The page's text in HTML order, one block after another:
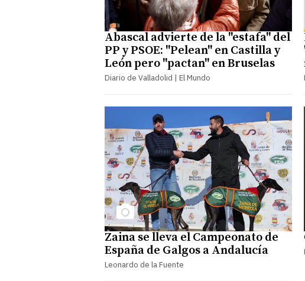
Abascal advierte de la "estafa" del
PP y PSOE: "Pelean" en Castilla y
León pero "pactan" en Bruselas
Diario de Valladolid | El Mundo
Zaina se lleva el Campeonato de
España de Galgos a Andalucía
Leonardo de la Fuente